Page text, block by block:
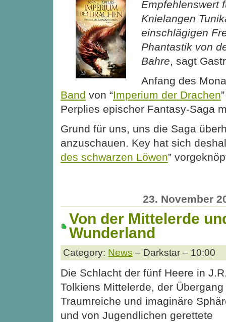
Empfehlenswert
Knielangen
einschlägigen
Phantastik von
Bahre, sagt
Anfang des
Band von “Imperium der Drachen
Perplies epischer Fantasy-Saga
Grund für uns, uns die Saga
anzuschauen. Key hat sich
des schwarzen Löwen”
23. November
Von der Mittelerde
Wunderland
Category: News – Darkstar – 10:00
Die Schlacht der fünf Heere in
Tolkiens Mittelerde, der Übergang
Traumreiche und imaginäre
und von Jugendlichen gerettete